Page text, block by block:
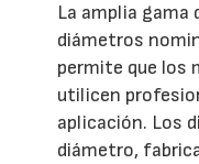
La amplia gama
diámetros
permite que los
utilicen
aplicación. Los
diámetro,